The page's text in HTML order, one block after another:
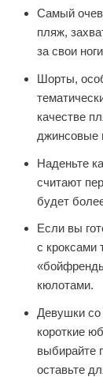
Самый
пляж,
за свои
Шорты,
качестве
джинсовые
Наденьте
считают
будет
Если вы
с кроксами
кюлотами.
Девушки со
короткие
выбирайте
оставьте